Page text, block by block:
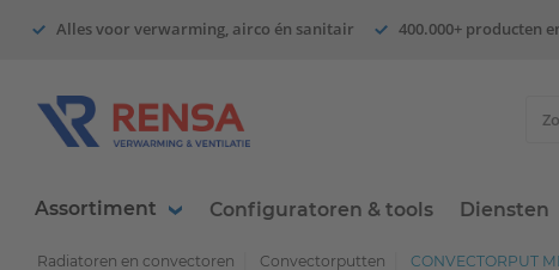
Alles voor verwarming, airco én sanitair 400.000+ producten
Assortiment Configuratoren & tools Diensten
Radiatoren en convectoren Convectorputten CONVECTORPUT